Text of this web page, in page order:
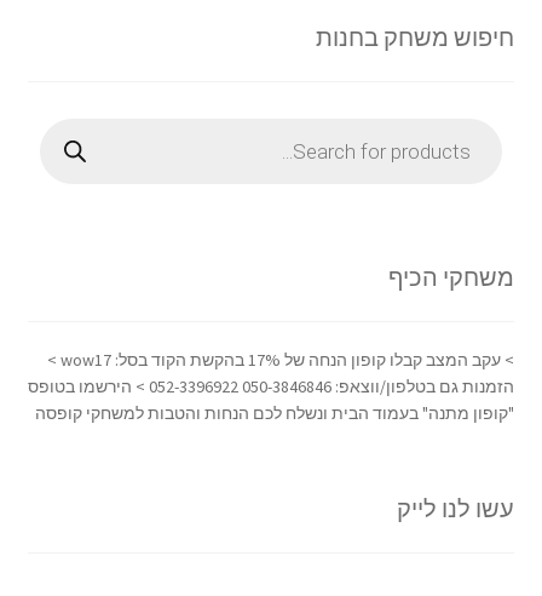
חיפוש משחק בחנות
search
משחקי הכיף
> עקב המצב קבלו קופון הנחה של 17% בהקשת הקוד בסל: wow17 >
הזמנות גם בטלפון/ווצאפ: 050-3846846 052-3396922 > הירשמו בטופס
"קופון מתנה" בעמוד הבית ונשלח לכם הנחות והטבות למשחקי קופסה
עשו לנו לייק